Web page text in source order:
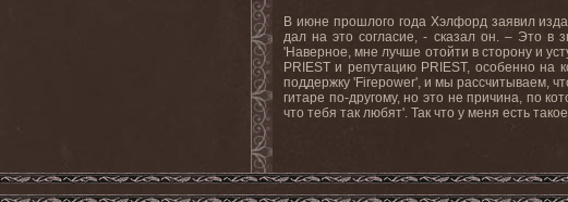
В июне прошлого года Хэлфорд заявил
дал на это согласие, - сказал он. – Это в
'Наверное, мне лучше отойти в сторону и
PRIEST и репутацию PRIEST, особенно на
поддержку 'Firepower', и мы рассчитываем,
гитаре по-другому, но это не причина, по
что тебя так любят'. Так что у меня есть